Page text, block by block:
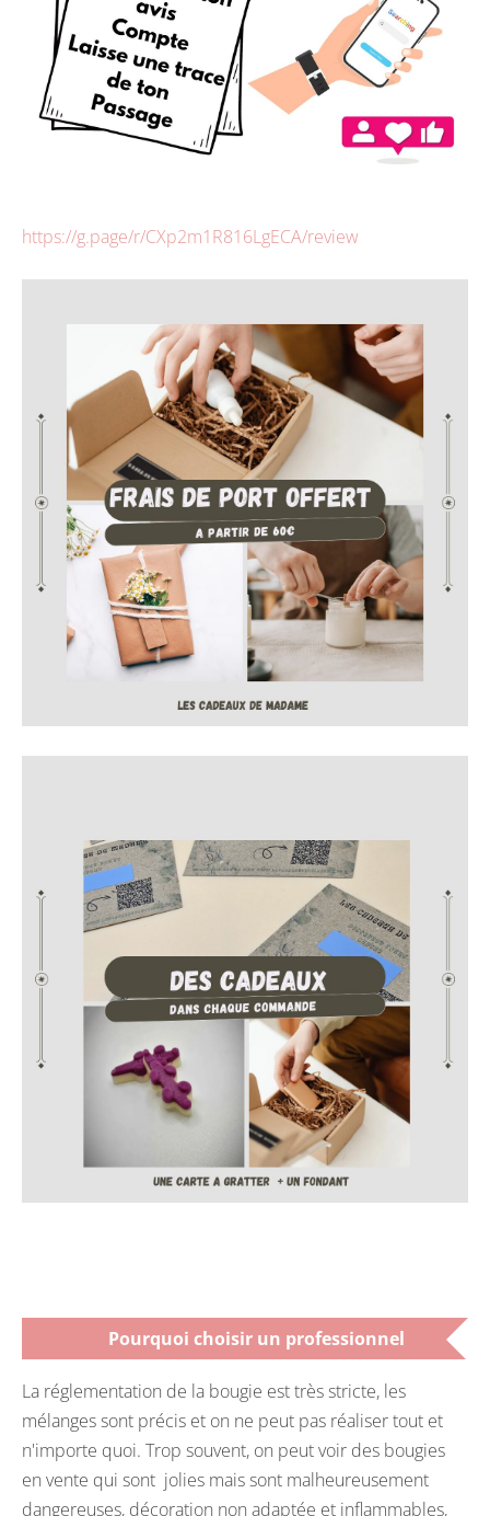
https://g.page/r/CXp2m1R816LgECA/review
Pourquoi choisir un professionnel
La réglementation de la bougie est très stricte, les
mélanges sont précis et on ne peut pas réaliser tout et
n'importe quoi. Trop souvent, on peut voir des bougies
en vente qui sont jolies mais sont malheureusement
dangereuses, décoration non adaptée et inflammables,